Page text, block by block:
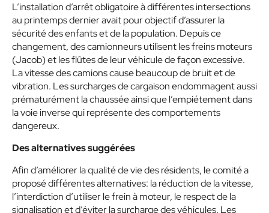
L’installation d’arrêt obligatoire à différentes intersections
au printemps dernier avait pour objectif d’assurer la
sécurité des enfants et de la population. Depuis ce
changement, des camionneurs utilisent les freins moteurs
(Jacob) et les flûtes de leur véhicule de façon excessive.
La vitesse des camions cause beaucoup de bruit et de
vibration. Les surcharges de cargaison endommagent aussi
prématurément la chaussée ainsi que l’empiétement dans
la voie inverse qui représente des comportements
dangereux.
Des alternatives suggérées
Afin d’améliorer la qualité de vie des résidents, le comité a
proposé différentes alternatives: la réduction de la vitesse,
l’interdiction d’utiliser le frein à moteur, le respect de la
signalisation et d’éviter la surcharge des véhicules. Les